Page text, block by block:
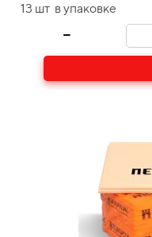
13 шт в упаковке